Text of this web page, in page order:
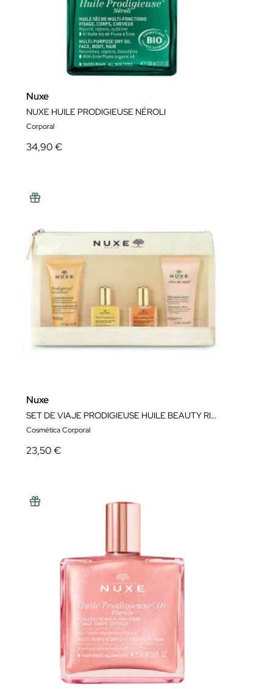
Nuxe
NUXE HUILE PRODIGIEUSE NÉROLI
Corporal
34,90 €
Nuxe
SET DE VIAJE PRODIGIEUSE HUILE BEAUTY RITUAL
Cosmética Corporal
23,50 €